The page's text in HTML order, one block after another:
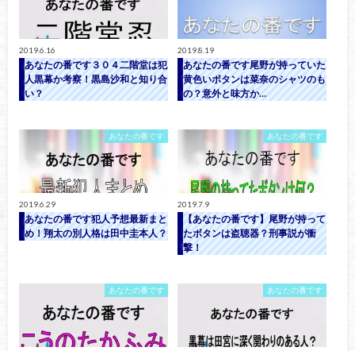
2019.6.16
あなたの番です３０４二階堂は犯
人黒幕か考察！黒島沙和と知り合
い？
2019.8.19
あなたの番です尾野が持っていた
黄色いボタンは菜奈のシャツのも
の？意外と味方か…
あなたの番です
2019.6.29
あなたの番です犯人予想最新まと
め！翔太の別人格は田中圭本人？
あなたの番です
2019.7.9
【あなたの番です】尾野が持って
たボタンは盗聴器？刑事説が衝
撃！
あなたの番です あなたの番です